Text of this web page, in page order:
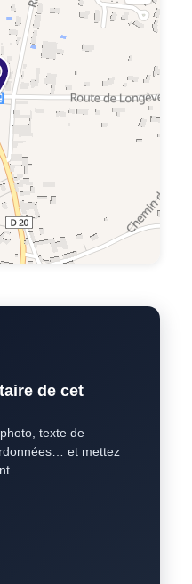
de cet
texte de
et mettez